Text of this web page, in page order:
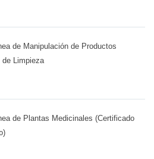
de Manipulación de Productos
Limpieza
de Plantas Medicinales (Certificado